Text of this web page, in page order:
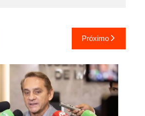
Próximo